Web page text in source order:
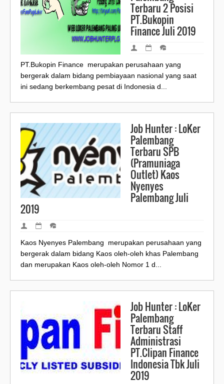
Terbaru 2 Posisi
PT.Bukopin
Finance Juli 2019
PT.Bukopin Finance merupakan perusahaan yang
bergerak dalam bidang pembiayaan nasional yang saat
ini sedang berkembang pesat di Indonesia d...
Job Hunter : LoKer
Palembang
Terbaru SPB
(Pramuniaga
Outlet) Kaos
Nyenyes
Palembang Juli
2019
Kaos Nyenyes Palembang merupakan perusahaan yang
bergerak dalam bidang Kaos oleh-oleh khas Palembang
dan merupakan Kaos oleh-oleh Nomor 1 d...
Job Hunter : LoKer
Palembang
Terbaru Staff
Administrasi
PT.Clipan Finance
Indonesia Tbk Juli
2019